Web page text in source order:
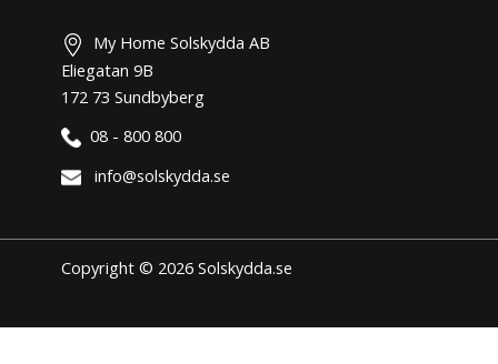
My Home Solskydda AB
Eliegatan 9B
172 73 Sundbyberg
08 - 800 800
info@solskydda.se
Copyright © 2026 Solskydda.se